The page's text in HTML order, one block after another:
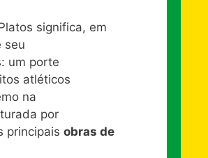
significa, em
seu
um porte
atléticos
na
por
principais obras de